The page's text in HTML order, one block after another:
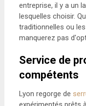
entreprise, il y a un
lesquelles choisir.
traditionnelles ou
manquerez pas
Service de
compétents
Lyon regorge de